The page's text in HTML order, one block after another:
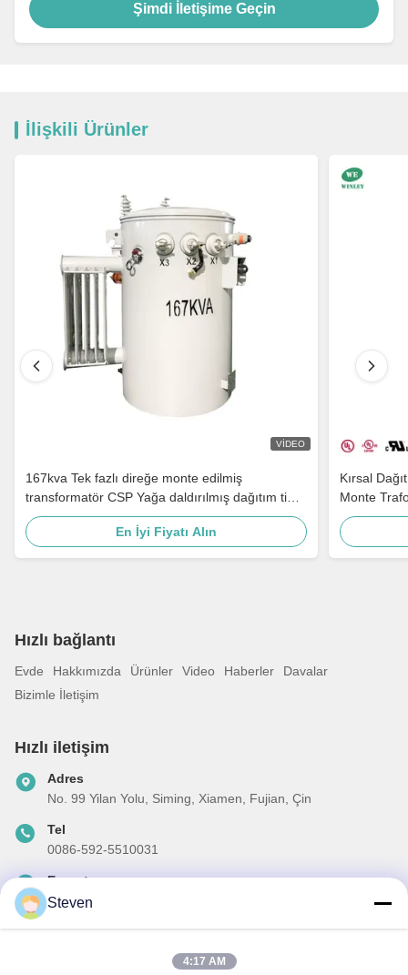
Şimdi İletişime Geçin
İlişkili Ürünler
VIDEO
167kva Tek fazlı direğe monte edilmiş
transformatör CSP Yağa daldırılmış dağıtım tipi
Step Down 4160v 480v
En İyi Fiyatı Alın
Kırsal
Monte
Hızlı bağlantı
Evde Hakkımızda Ürünler Video Haberler
Davalar
Bizimle İletişim
Hızlı iletişim
Adres
No. 99 Yilan Yolu, Siming, Xiamen, Fujian, Çin
Tel
0086-592-5510031
E-posta
steven@winley-electric.com
Steven
4:17 AM